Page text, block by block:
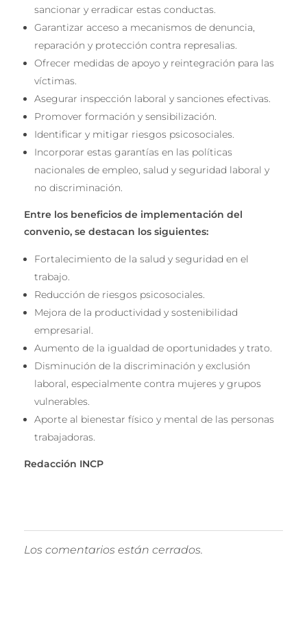
sancionar y erradicar estas conductas.
Garantizar acceso a mecanismos de denuncia,
reparación y protección contra represalias.
Ofrecer medidas de apoyo y reintegración para las
víctimas.
Asegurar inspección laboral y sanciones efectivas.
Promover formación y sensibilización.
Identificar y mitigar riesgos psicosociales.
Incorporar estas garantías en las políticas
nacionales de empleo, salud y seguridad laboral y
no discriminación.
Entre los beneficios de implementación del
convenio, se destacan los siguientes:
Fortalecimiento de la salud y seguridad en el
trabajo.
Reducción de riesgos psicosociales.
Mejora de la productividad y sostenibilidad
empresarial.
Aumento de la igualdad de oportunidades y trato.
Disminución de la discriminación y exclusión
laboral, especialmente contra mujeres y grupos
vulnerables.
Aporte al bienestar físico y mental de las personas
trabajadoras.
Redacción INCP
Los comentarios están cerrados.